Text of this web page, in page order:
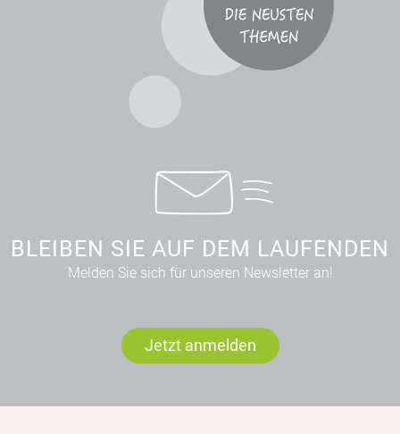
BLEIBEN SIE AUF DEM LAUFENDEN
Melden Sie sich für unseren Newsletter an!
Jetzt anmelden